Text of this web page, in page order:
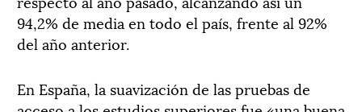
94,2% de media en todo el país, frente al 92%
del año anterior.
En España, la suavización de las pruebas de